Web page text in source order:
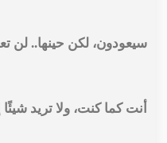
سيعودون، لكن حينها.. لن
أنت كما كنت، ولا تريد شيئًا